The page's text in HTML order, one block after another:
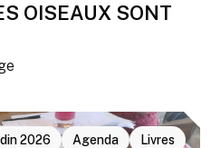
OISEAUX SONT
2026 Agenda Livres